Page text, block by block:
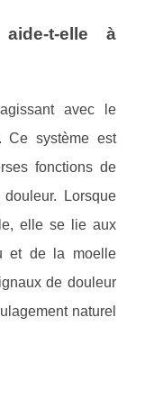
t-elle à
avec le
Ce système est
fonctions de
Lorsque
elle se lie aux
et de la moelle
de douleur
naturel